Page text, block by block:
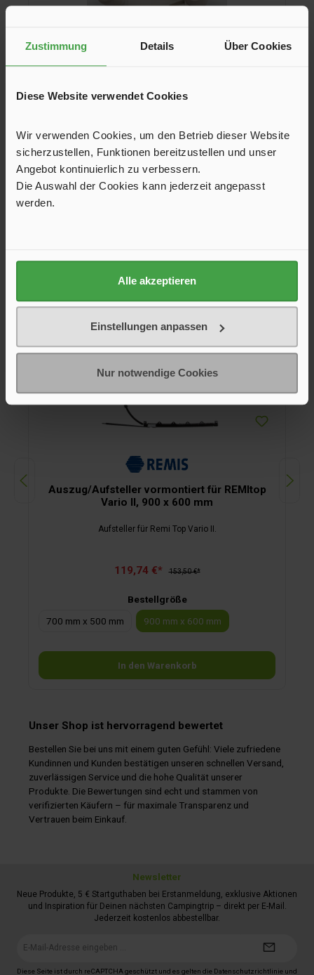
Zustimmung Details Über Cookies
Diese Website verwendet Cookies
Wir verwenden Cookies, um den Betrieb dieser Website
sicherzustellen, Funktionen bereitzustellen und unser
Angebot kontinuierlich zu verbessern.
Die Auswahl der Cookies kann jederzeit angepasst
werden.
Alle akzeptieren
Einstellungen anpassen
Nur notwendige Cookies
Die Kurbel ist ein Original Remis Ersatzteil. Achten Sie auf die
Hersteller-Teilenummer.
15,90 €*
Produktgalerie überspringen
Kunden haben sich ebenfalls angesehen
Auszug/Aufsteller vormontiert für REMItop
Vario II, 900 x 600 mm
Aufsteller für Remi Top Vario II.
119,74 €* 153,50 €*
Bestellgröße
700 mm x 500 mm
900 mm x 600 mm
In den Warenkorb
Unser Shop ist hervorragend bewertet
Bestellen Sie bei uns mit einem guten Gefühl: Viele zufriedene
Kundinnen und Kunden bestätigen unseren schnellen Versand,
zuverlässigen Service und die hohe Qualität unserer
Produkte. Die Bewertungen sind echt und stammen von
verifizierten Käufern – für maximale Transparenz und
Vertrauen beim Einkauf.
Newsletter
Neue Produkte, 5 € Startguthaben bei Erstanmeldung, exklusive Aktionen
und Inspiration für Deinen nächsten Campingtrip – direkt per E-Mail.
Jederzeit kostenlos abbestellbar.
Diese Seite ist durch reCAPTCHA geschützt und es gelten die Datenschutzrichtlinie und